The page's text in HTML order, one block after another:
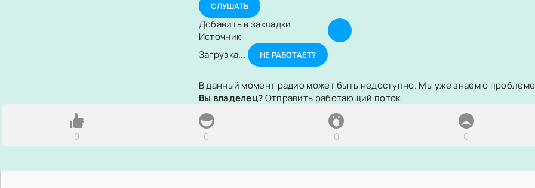
СЛУШАТЬ
Добавить в закладки
Источник:
Загрузка...
НЕ РАБОТАЕТ?
В данный момент радио может быть недоступно. Мы уже знаем о
Вы владелец?Отправить работающий поток.
0 0 0 0